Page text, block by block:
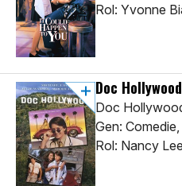
Rol: Yvonne
Doc Hollywood
Doc
Gen:
Rol: Nancy